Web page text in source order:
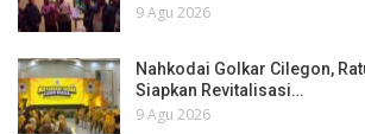
9 Agu 2026
Nahkodai Golkar Cilegon,
Siapkan Revitalisasi…
9 Agu 2026